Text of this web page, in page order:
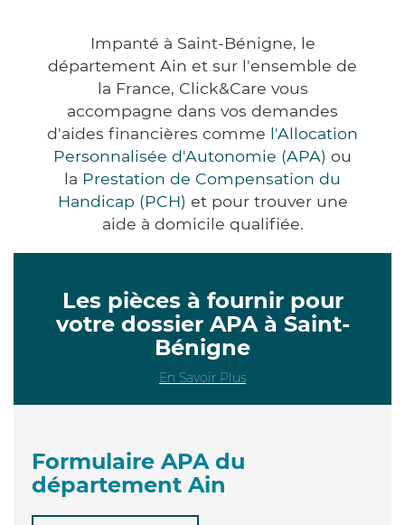
Impanté à Saint-Bénigne, le
département Ain et sur l'ensemble de
la France, Click&Care vous
accompagne dans vos demandes
d'aides financières comme l'Allocation
Personnalisée d'Autonomie (APA) ou
la Prestation de Compensation du
Handicap (PCH) et pour trouver une
aide à domicile qualifiée.
Les pièces à fournir pour
votre dossier APA à Saint-
Bénigne
En Savoir Plus
Formulaire APA du
département Ain